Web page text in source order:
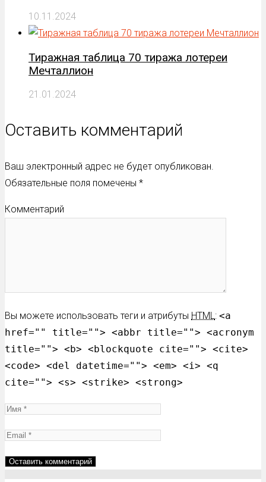
10.11.2024
Тиражная таблица 70 тиража лотереи
Мечталлион
21.01.2024
Оставить комментарий
Ваш электронный адрес не будет опубликован.
Обязательные поля помечены *
Комментарий
Вы можете использовать теги и атрибуты HTML: <a
href="" title=""> <abbr title=""> <acronym
title=""> <b> <blockquote cite=""> <cite>
<code> <del datetime=""> <em> <i> <q
cite=""> <s> <strike> <strong>